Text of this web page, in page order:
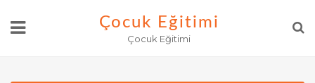
Çocuk Eğitimi
Çocuk Eğitimi